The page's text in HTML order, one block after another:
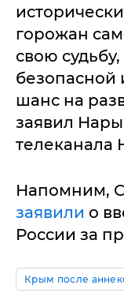
горожан
свою
безопасной
шанс на
заявил
телеканала
Напомним,
заявили о
России за
Крым после